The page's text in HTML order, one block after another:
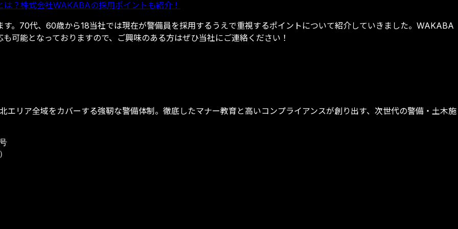
？株式会社WAKABAの採用ポイントも紹介！
。70代、60歳から18当社では現在が警備員を採用するうえで重視するポイントについて紹介していきました。WAKABA
も可能となっておりますので、ご興味のある方はぜひ当社にご連絡ください！
リア全域をカバーする強靭な警備体制。徹底したマナー教育と高いコンプライアンスが創り出す、次世代の警備・土木施